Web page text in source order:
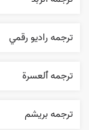
ترجمه راديو رقمي
ترجمه ٱلعسرة
ترجمه بریشم